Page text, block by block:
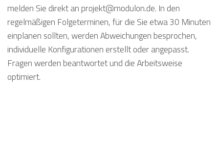
melden Sie direkt an projekt@modulon.de. In den
regelmäßigen Folgeterminen, für die Sie etwa 30 Minuten
einplanen sollten, werden Abweichungen besprochen,
individuelle Konfigurationen erstellt oder angepasst.
Fragen werden beantwortet und die Arbeitsweise
optimiert.